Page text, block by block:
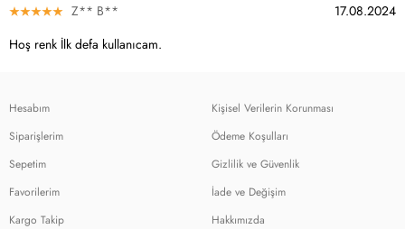
Z** B**
17.08.2024
Hoş renk İlk defa kullanıcam.
Hesabım
Siparişlerim
Sepetim
Favorilerim
Kargo Takip
Kişisel Verilerin Korunması
Ödeme Koşulları
Gizlilik ve Güvenlik
İade ve Değişim
Hakkımızda